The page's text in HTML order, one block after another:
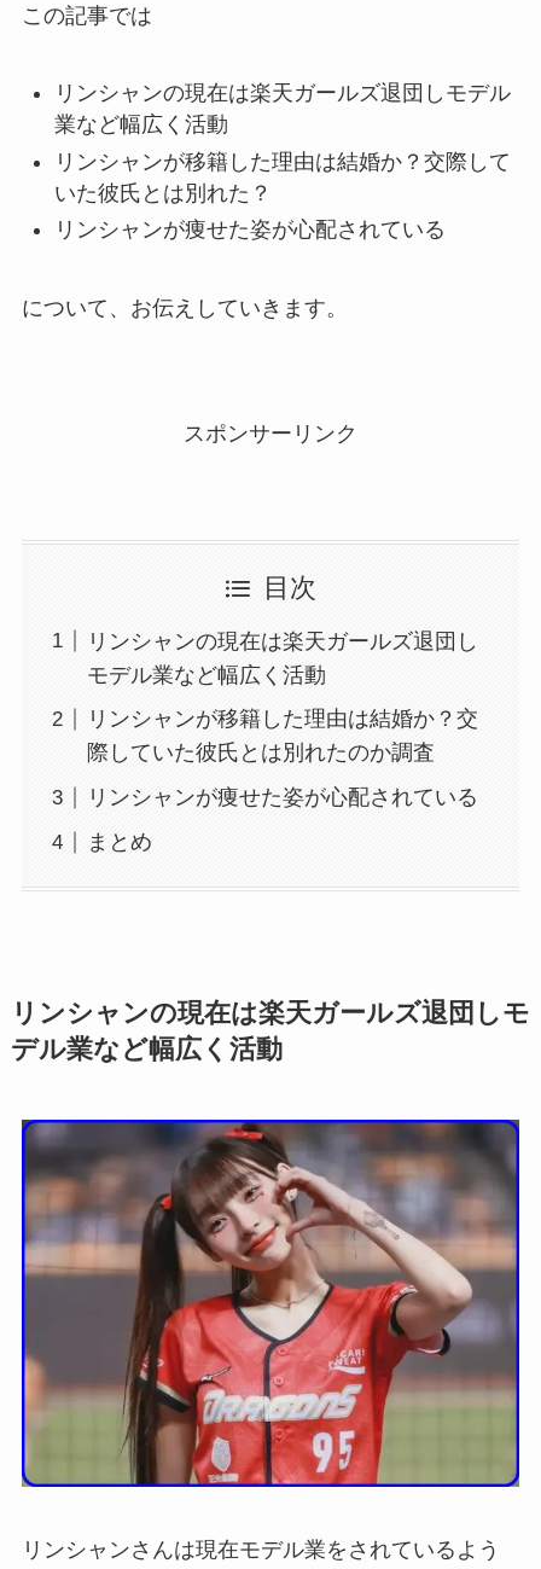
この記事では
リンシャンの現在は楽天ガールズ退団しモデル
業など幅広く活動
リンシャンが移籍した理由は結婚か？交際して
いた彼氏とは別れた？
リンシャンが痩せた姿が心配されている
について、お伝えしていきます。
スポンサーリンク
目次
リンシャンの現在は楽天ガールズ退団し
モデル業など幅広く活動
リンシャンが移籍した理由は結婚か？交
際していた彼氏とは別れたのか調査
リンシャンが痩せた姿が心配されている
まとめ
リンシャンの現在は楽天ガールズ退団しモ
デル業など幅広く活動
リンシャンさんは現在モデル業をされているよう